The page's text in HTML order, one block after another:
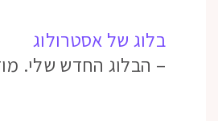
בלוג של אסטרולוג
– הבלוג החדש שלי.